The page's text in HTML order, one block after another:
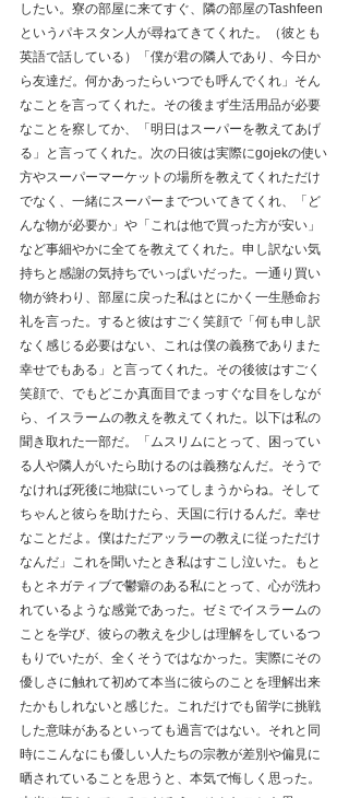
したい。寮の部屋に来てすぐ、隣の部屋のTashfeen
というパキスタン人が尋ねてきてくれた。（彼とも
英語で話している）「僕が君の隣人であり、今日か
ら友達だ。何かあったらいつでも呼んでくれ」そん
なことを言ってくれた。その後まず生活用品が必要
なことを察してか、「明日はスーパーを教えてあげ
る」と言ってくれた。次の日彼は実際にgojekの使い
方やスーパーマーケットの場所を教えてくれただけ
でなく、一緒にスーパーまでついてきてくれ、「ど
んな物が必要か」や「これは他で買った方が安い」
など事細やかに全てを教えてくれた。申し訳ない気
持ちと感謝の気持ちでいっぱいだった。一通り買い
物が終わり、部屋に戻った私はとにかく一生懸命お
礼を言った。すると彼はすごく笑顔で「何も申し訳
なく感じる必要はない、これは僕の義務でありまた
幸せでもある」と言ってくれた。その後彼はすごく
笑顔で、でもどこか真面目でまっすぐな目をしなが
ら、イスラームの教えを教えてくれた。以下は私の
聞き取れた一部だ。「ムスリムにとって、困ってい
る人や隣人がいたら助けるのは義務なんだ。そうで
なければ死後に地獄にいってしまうからね。そして
ちゃんと彼らを助けたら、天国に行けるんだ。幸せ
なことだよ。僕はただアッラーの教えに従っただけ
なんだ」これを聞いたとき私はすこし泣いた。もと
もとネガティブで鬱癖のある私にとって、心が洗わ
れているような感覚であった。ゼミでイスラームの
ことを学び、彼らの教えを少しは理解をしているつ
もりでいたが、全くそうではなかった。実際にその
優しさに触れて初めて本当に彼らのことを理解出来
たかもしれないと感じた。これだけでも留学に挑戦
した意味があるといっても過言ではない。それと同
時にこんなにも優しい人たちの宗教が差別や偏見に
晒されていることを思うと、本気で悔しく思った。